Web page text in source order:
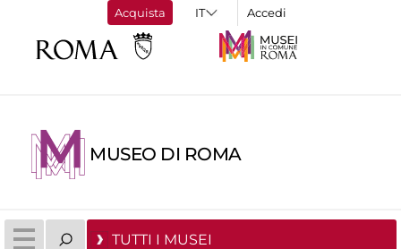
Acquista Accedi
MUSEO DI ROMA
TUTTI I MUSEI